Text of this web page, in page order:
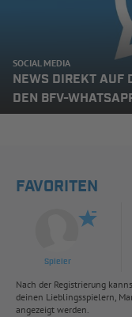
SOCIAL MEDIA
NEWS DIREKT AUF
DEN BFV-
FAVORITEN
Spieler
Nach der Registrierung
deinen Lieblingsspielern,
angezeigt werden.